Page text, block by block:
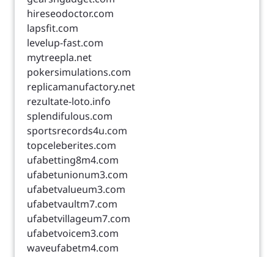
hireseodoctor.com
lapsfit.com
levelup-fast.com
mytreepla.net
pokersimulations.com
replicamanufactory.net
rezultate-loto.info
splendifulous.com
sportsrecords4u.com
topceleberites.com
ufabetting8m4.com
ufabetunionum3.com
ufabetvalueum3.com
ufabetvaultm7.com
ufabetvillageum7.com
ufabetvoicem3.com
waveufabetm4.com